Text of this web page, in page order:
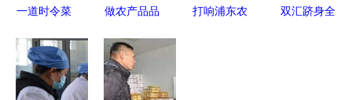
者在超市或
一道时令菜
父女
因“苦”味食
做农产品品
则
打响浦东农
双汇跻身全